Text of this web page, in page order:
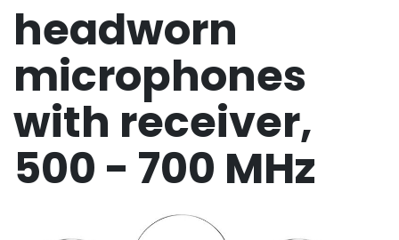
headworn
microphones
with receiver,
500 - 700 MHz